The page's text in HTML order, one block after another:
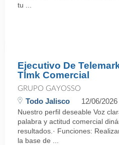
tu ...
Ejecutivo De
Tlmk Comercial
GRUPO GAYOSSO
Todo Jalisco 12/06/2026
Nuestro perfil deseable Voz
palabra y actitud comercial
resultados.· Funciones:
la base de ...